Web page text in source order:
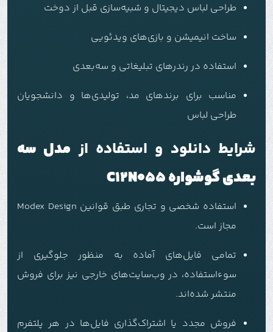
طراحی لباس دیجیتال و شبیه‌سازی قبل از دوخت
ساخت انیمیشن و بازی‌های ویدئویی
استفاده در رندرهای تبلیغاتی و سه‌بعدی
مناسب برای برندهای مد، تولیدی‌ها و دانشجویان
طراحی لباس
شرایط دانلود و استفاده از مدل سه
بعدی گوشواره C12N055
استفاده شخصی و تجاری طبق قوانین Modex Design
مجاز است.
تمامی فایل‌های آماده به منظور جلوگیری از
سوءاستفاده، در وب‌سایت‌های خارجی نیز برای فروش
منتشر شده‌اند.
فروش مجدد یا اشتراک‌گذاری فایل‌ها در هر پلتفرم